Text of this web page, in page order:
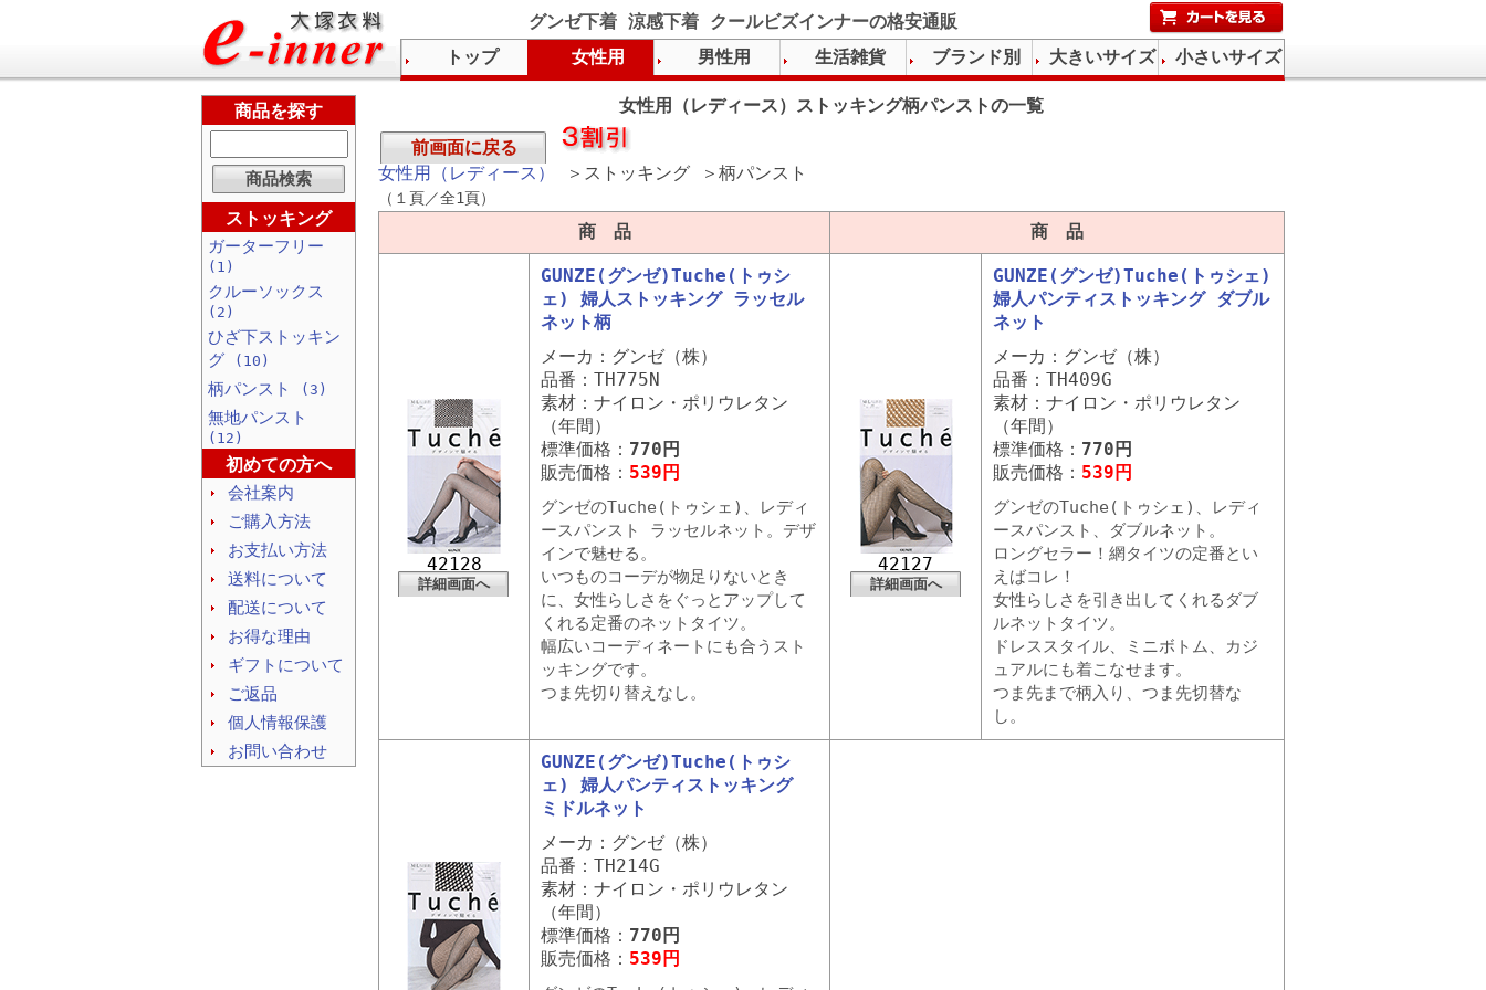
グンゼ下着 涼感下着 クールビズインナーの格安通販
女性用（レディース）ストッキング柄パンストの一覧
前画面に戻る
女性用（レディース）
＞ストッキング ＞柄パンスト
（１頁／全1頁）
商 品 商 品
42128
詳細画面へ
GUNZE(グンゼ)Tuche(トゥシ
ェ) 婦人ストッキング ラッセル
ネット柄
メーカ：グンゼ（株）
品番：TH775N
素材：ナイロン・ポリウレタン
（年間）
標準価格： 770円
販売価格： 539円
グンゼのTuche(トゥシェ)、レディ
ースパンスト ラッセルネット。デザ
インで魅せる。
いつものコーデが物足りないとき
に、女性らしさをぐっとアップして
くれる定番のネットタイツ。
幅広いコーディネートにも合うスト
ッキングです。
つま先切り替えなし。
42127
詳細画面へ
GUNZE(グンゼ)Tuche(トゥシェ)
婦人パンティストッキング ダブル
ネット
メーカ：グンゼ（株）
品番：TH409G
素材：ナイロン・ポリウレタン
（年間）
標準価格： 770円
販売価格： 539円
グンゼのTuche(トゥシェ)、レディ
ースパンスト、ダブルネット。
ロングセラー！網タイツの定番とい
えばコレ！
女性らしさを引き出してくれるダブ
ルネットタイツ。
ドレススタイル、ミニボトム、カジ
ュアルにも着こなせます。
つま先まで柄入り、つま先切替な
し。
GUNZE(グンゼ)Tuche(トゥシ
ェ) 婦人パンティストッキング
ミドルネット
メーカ：グンゼ（株）
品番：TH214G
素材：ナイロン・ポリウレタン
（年間）
標準価格： 770円
販売価格： 539円
商品を探す
ストッキング
ガーターフリー
(1)
クルーソックス
(2)
ひざ下ストッキン
グ
(10)
柄パンスト (3)
無地パンスト
(12)
初めての方へ
会社案内
ご購入方法
お支払い方法
送料について
配送について
お得な理由
ギフトについて
ご返品
個人情報保護
お問い合わせ
トップ 女性用 男性用 生活雑貨 ブランド別 大きいサイズ 小さいサイズ